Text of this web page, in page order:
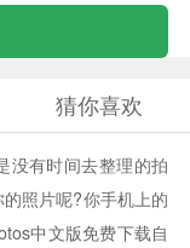
猜你喜欢
没有时间去整理的拍
照片呢?你手机上的
中文版免费下载自